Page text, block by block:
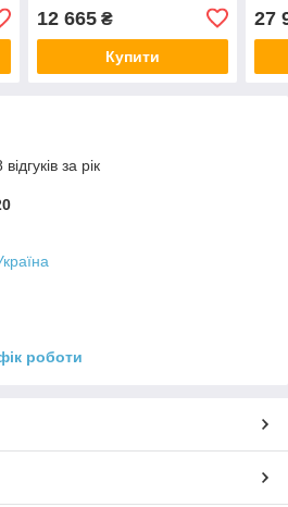
12 665₴
Купити
27
за рік
роботи